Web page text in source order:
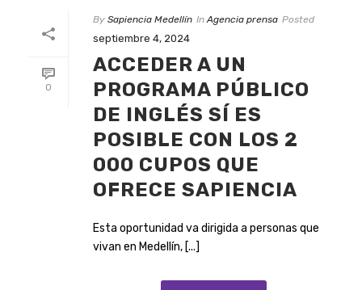
0
By Sapiencia Medellín In Agencia prensa Posted
septiembre 4, 2024
ACCEDER A UN
PROGRAMA PÚBLICO
DE INGLÉS SÍ ES
POSIBLE CON LOS 2
000 CUPOS QUE
OFRECE SAPIENCIA
Esta oportunidad va dirigida a personas que
vivan en Medellín, [...]